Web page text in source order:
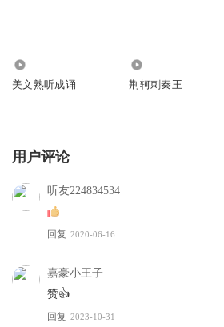
美文熟听成诵 荆轲刺秦王
用户评论
听友224834534
回复 2020-06-16
嘉豪小王子
赞👍
回复 2023-10-31